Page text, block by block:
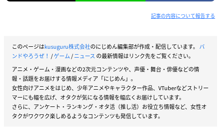
記事の内容について報告する
このページはkusuguru株式会社のにじめん編集部が作成・配信しています。 バ
ンドやろうぜ！ /ゲーム/ニュース の最新情報はリンク先をご覧ください。
アニメ・ゲーム・漫画などの2次元コンテンツや、声優・舞台・俳優などの情
報・話題をお届けする情報メディア「にじめん」。
女性向けアニメをはじめ、少年アニメやキャラクター作品、VTuberなどストリー
マーにも幅を広げ、オタクが気になる情報を幅広くお届けしています。
さらに、アンケート・ランキング・オタ活（推し活）お役立ち情報など、女性オ
タクがワクワク楽しめるようなコンテンツも発信しています。